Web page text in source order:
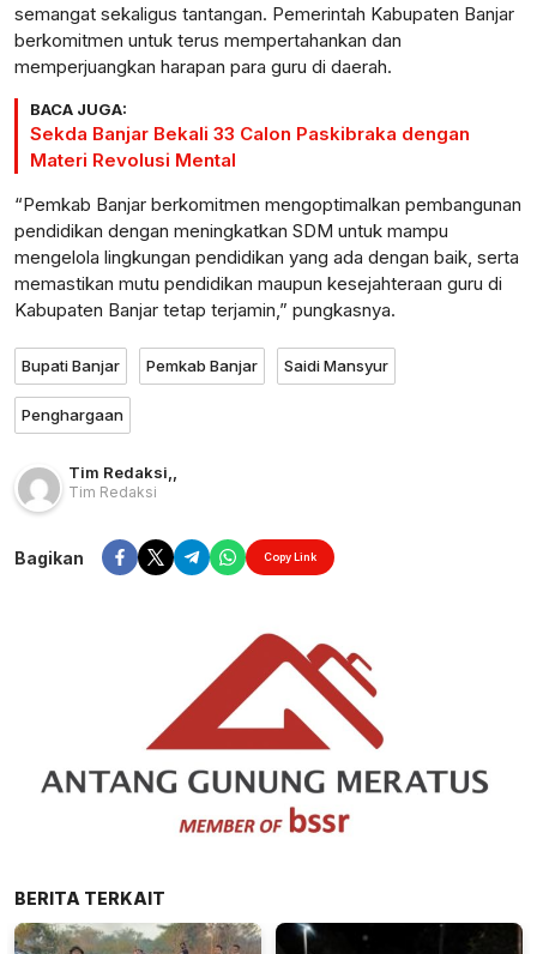
semangat sekaligus tantangan. Pemerintah Kabupaten Banjar
berkomitmen untuk terus mempertahankan dan
memperjuangkan harapan para guru di daerah.
BACA JUGA:
Sekda Banjar Bekali 33 Calon Paskibraka dengan
Materi Revolusi Mental
“Pemkab Banjar berkomitmen mengoptimalkan pembangunan
pendidikan dengan meningkatkan SDM untuk mampu
mengelola lingkungan pendidikan yang ada dengan baik, serta
memastikan mutu pendidikan maupun kesejahteraan guru di
Kabupaten Banjar tetap terjamin,” pungkasnya.
Bupati Banjar Pemkab Banjar Saidi Mansyur
Penghargaan
Tim Redaksi
Tim Redaksi
Bagikan Copy Link
BERITA TERKAIT